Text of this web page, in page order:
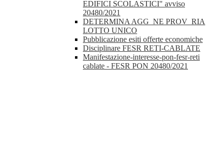
EDIFICI SCOLASTICI" avviso
20480/2021
DETERMINA AGG_NE PROV_RIA
LOTTO UNICO
Pubblicazione esiti offerte economiche
Disciplinare FESR RETI-CABLATE
Manifestazione-interesse-pon-fesr-reti
cablate - FESR PON 20480/2021